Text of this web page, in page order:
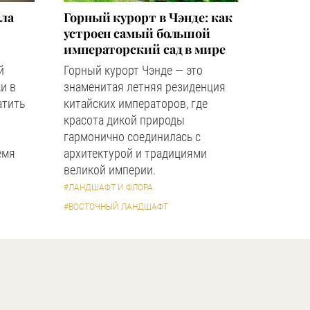
в
Горный курорт в Чэнде: как
устроен самый большой
императорский сад в мире
Горный курорт Чэнде — это
знаменитая летняя резиденция
китайских императоров, где
красота дикой природы
гармонично соединилась с
архитектурой и традициями
великой империи.
#ЛАНДШАФТ И ФЛОРА
#ВОСТОЧНЫЙ ЛАНДШАФТ